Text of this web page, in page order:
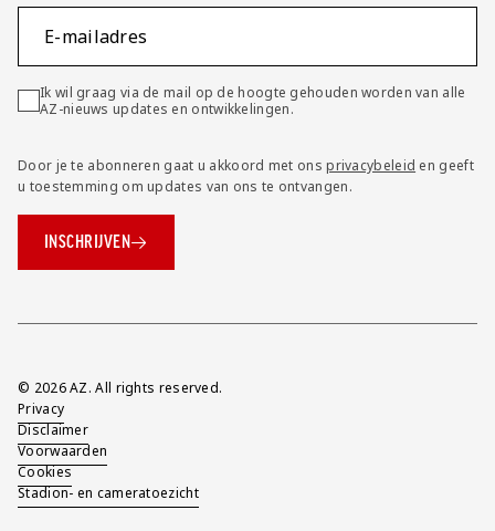
E-mailadres
Ik wil graag via de mail op de hoogte gehouden worden van alle
AZ-nieuws updates en ontwikkelingen.
Door je te abonneren gaat u akkoord met onsprivacybeleid en geeft
u toestemming om updates van ons te ontvangen.
INSCHRIJVEN
Overig
© 2026 AZ. All rights reserved.
Privacy
Disclaimer
Voorwaarden
Cookies
Stadion- en cameratoezicht